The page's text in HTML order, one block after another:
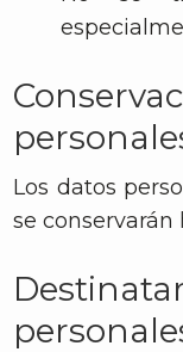
Los datos
se conservarán